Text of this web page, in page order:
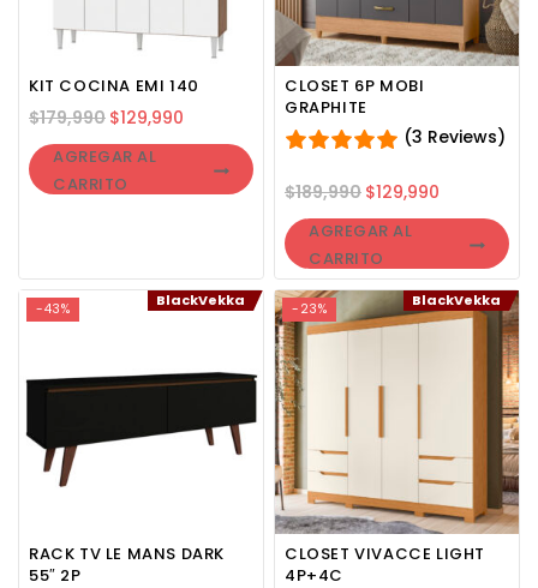
KIT COCINA EMI 140
$179,990 $129,990
AGREGAR AL
CARRITO
CLOSET 6P MOBI
GRAPHITE
(3 Reviews)
$189,990 $129,990
AGREGAR AL
CARRITO
-43% BlackVekka
RACK TV LE MANS DARK
55″ 2P
-23% BlackVekka
CLOSET VIVACCE LIGHT
4P+4C